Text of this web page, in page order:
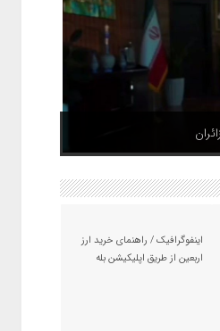
اینفوگرافیک / راهنمای خرید ارز
اربعین از طریق اپلیکیشن بله